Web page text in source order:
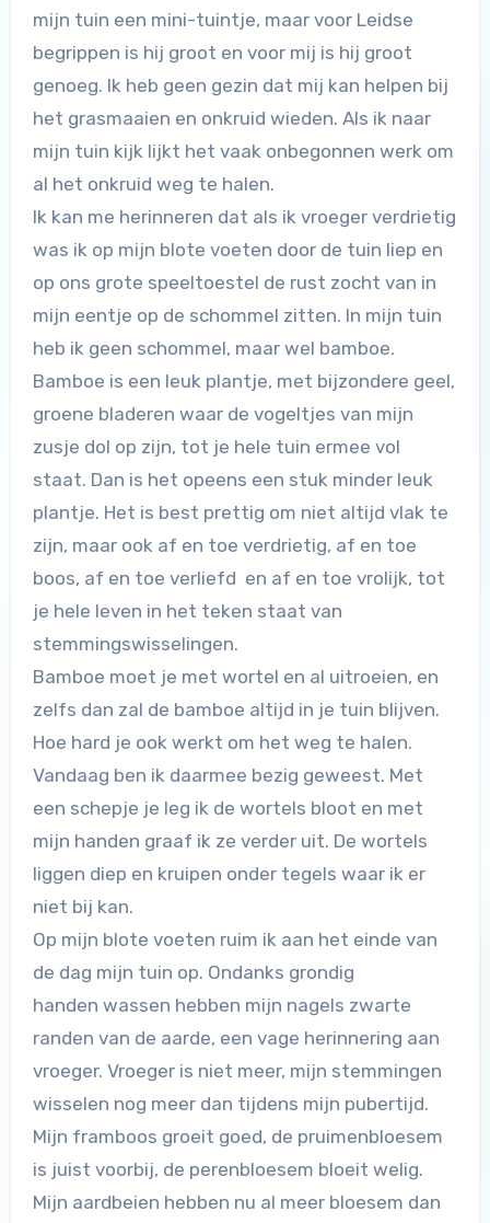
mijn tuin een mini-tuintje, maar voor Leidse
begrippen is hij groot en voor mij is hij groot
genoeg. Ik heb geen gezin dat mij kan helpen bij
het grasmaaien en onkruid wieden. Als ik naar
mijn tuin kijk lijkt het vaak onbegonnen werk om
al het onkruid weg te halen.
Ik kan me herinneren dat als ik vroeger verdrietig
was ik op mijn blote voeten door de tuin liep en
op ons grote speeltoestel de rust zocht van in
mijn eentje op de schommel zitten. In mijn tuin
heb ik geen schommel, maar wel bamboe.
Bamboe is een leuk plantje, met bijzondere geel,
groene bladeren waar de vogeltjes van mijn
zusje dol op zijn, tot je hele tuin ermee vol
staat. Dan is het opeens een stuk minder leuk
plantje. Het is best prettig om niet altijd vlak te
zijn, maar ook af en toe verdrietig, af en toe
boos, af en toe verliefd en af en toe vrolijk, tot
je hele leven in het teken staat van
stemmingswisselingen.
Bamboe moet je met wortel en al uitroeien, en
zelfs dan zal de bamboe altijd in je tuin blijven.
Hoe hard je ook werkt om het weg te halen.
Vandaag ben ik daarmee bezig geweest. Met
een schepje je leg ik de wortels bloot en met
mijn handen graaf ik ze verder uit. De wortels
liggen diep en kruipen onder tegels waar ik er
niet bij kan.
Op mijn blote voeten ruim ik aan het einde van
de dag mijn tuin op. Ondanks grondig
handen wassen hebben mijn nagels zwarte
randen van de aarde, een vage herinnering aan
vroeger. Vroeger is niet meer, mijn stemmingen
wisselen nog meer dan tijdens mijn pubertijd.
Mijn framboos groeit goed, de pruimenbloesem
is juist voorbij, de perenbloesem bloeit welig.
Mijn aardbeien hebben nu al meer bloesem dan